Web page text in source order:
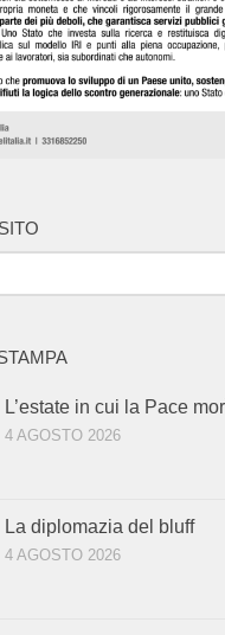
L’estate in cui la Pace
4 AGOSTO 2026
La diplomazia del bluff
4 AGOSTO 2026